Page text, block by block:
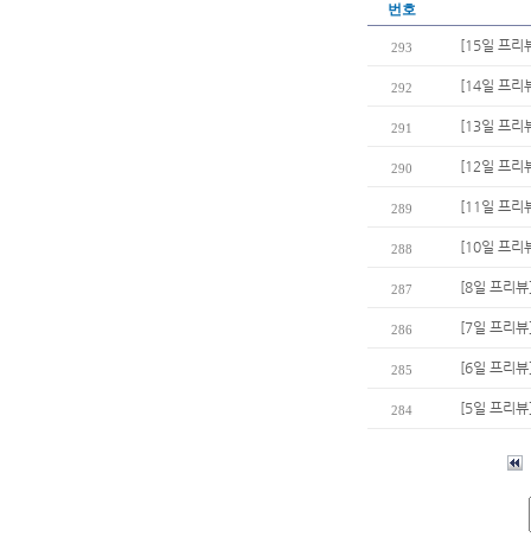
번호
293 [15일 프리
292 [14일 프리
291 [13일 프리
290 [12일 프리
289 [11일 프리
288 [10일 프리
287 [8일 프리
286 [7일 프리
285 [6일 프리
284 [5일 프리